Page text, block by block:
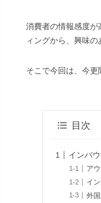
消費者の情報感度が
ィングから、興味
そこで今回は、今更
目次
インバ
ア
イ
外